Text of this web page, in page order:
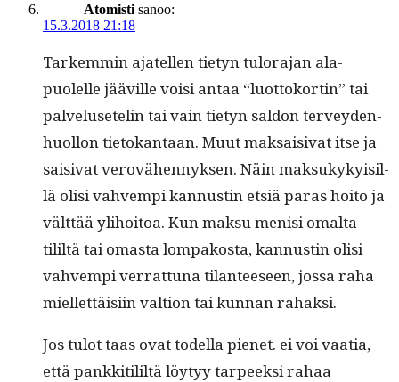
Atomisti sanoo:
15.3.2018 21:18
Tarkem­min ajatellen tietyn tulo­ra­jan ala­
puolelle jääville voisi antaa “luot­toko­rtin” tai
palvelusetelin tai vain tietyn sal­don ter­vey­den­
huol­lon tietokan­taan. Muut mak­saisi­vat itse ja
saisi­vat verovähen­nyk­sen. Näin mak­sukyky­isil­
lä olisi vahvem­pi kan­nustin etsiä paras hoito ja
vält­tää yli­hoitoa. Kun mak­su menisi oma­l­ta
tililtä tai omas­ta lom­pakos­ta, kan­nustin olisi
vahvem­pi ver­rat­tuna tilanteeseen, jos­sa raha
miel­let­täisi­in val­tion tai kun­nan rahaksi.
Jos tulot taas ovat todel­la pienet. ei voi vaa­tia,
että pankki­tililtä löy­tyy tarpeek­si rahaa